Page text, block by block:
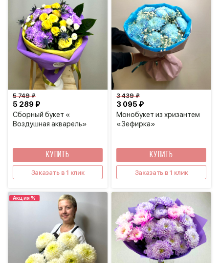
Сборный букет «
Воздушная акварель»
5 289 ₽
5 749 ₽
КУПИТЬ
Заказать в 1 клик
Монобукет из хризантем
«Зефирка»
3 095 ₽
3 439 ₽
КУПИТЬ
Заказать в 1 клик
Акция %